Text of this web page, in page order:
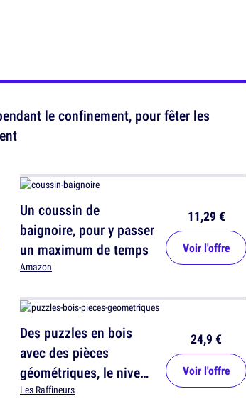
le confinement, pour fêter les
Un coussin de
baignoire, pour y passer
un maximum de temps
Amazon
11,29 €
Voir l'offre
Des puzzles en bois
avec des pièces
géométriques, le niveau
expert !
Les Raffineurs
24,9 €
Voir l'offre